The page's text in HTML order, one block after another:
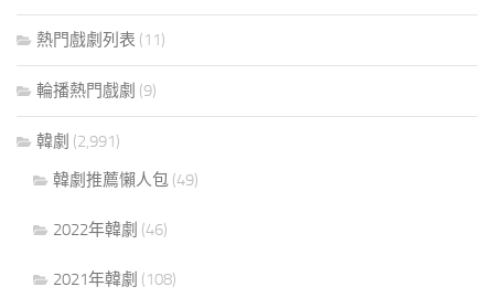
熱門戲劇列表 (11)
輪播熱門戲劇 (9)
韓劇 (2,991)
韓劇推薦懶人包 (49)
2022年韓劇 (46)
2021年韓劇 (108)